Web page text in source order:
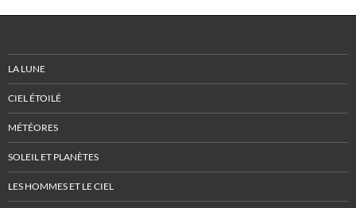
LA LUNE
CIEL ÉTOILÉ
MÉTÉORES
SOLEIL ET PLANÈTES
LES HOMMES ET LE CIEL